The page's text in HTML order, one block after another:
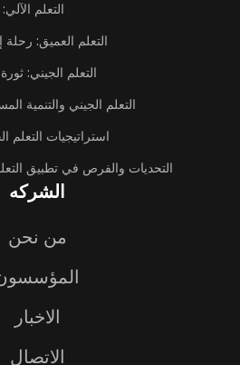
التعلم
التعلم العميق:
التعلم الجيني:
التعلم الجيني والتنمية
استراتيجيات التعلم
التحديات والفرص في تطبيق
الشركه
من نحن
الاخبار
الاتصال